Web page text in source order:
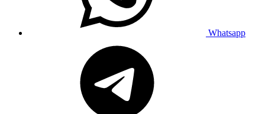
Whatsapp